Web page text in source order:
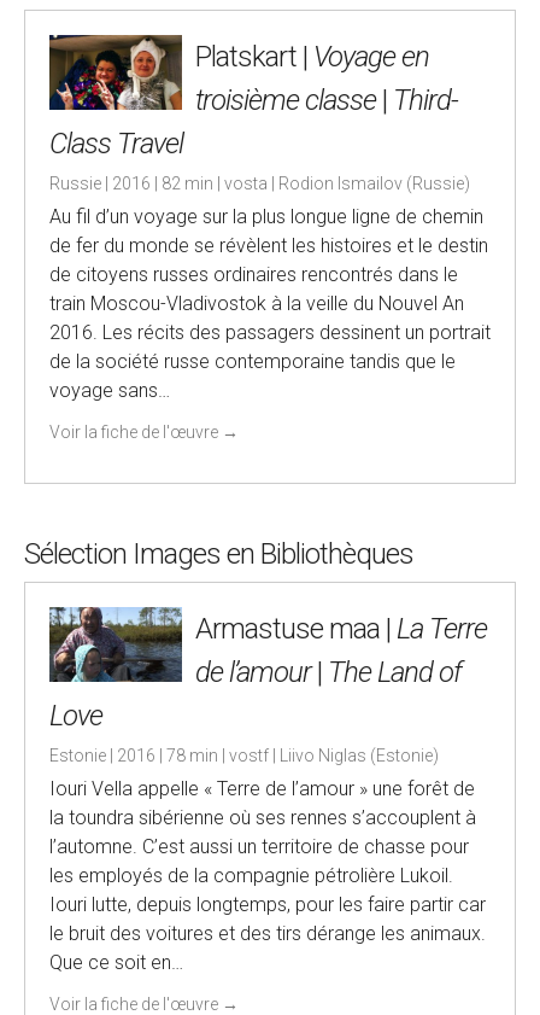
Platskart | Voyage en
troisième classe| Third-
Class Travel
Russie | 2016 | 82 min | vosta | Rodion Ismailov (Russie)
Au fil d’un voyage sur la plus longue ligne de chemin
de fer du monde se révèlent les histoires et le destin
de citoyens russes ordinaires rencontrés dans le
train Moscou-Vladivostok à la veille du Nouvel An
2016. Les récits des passagers dessinent un portrait
de la société russe contemporaine tandis que le
voyage sans…
Voir la fiche de l'œuvre →
Sélection Images en Bibliothèques
Armastuse maa | La Terre
de l’amour| The Land of
Love
Estonie | 2016 | 78 min | vostf | Liivo Niglas (Estonie)
Iouri Vella appelle « Terre de l’amour » une forêt de
la toundra sibérienne où ses rennes s’accouplent à
l’automne. C’est aussi un territoire de chasse pour
les employés de la compagnie pétrolière Lukoil.
Iouri lutte, depuis longtemps, pour les faire partir car
le bruit des voitures et des tirs dérange les animaux.
Que ce soit en…
Voir la fiche de l'œuvre →